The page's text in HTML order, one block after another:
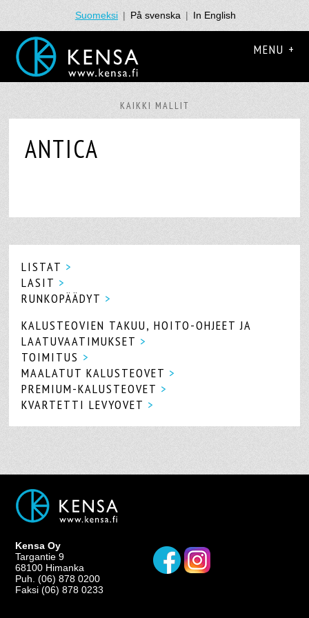
MENU +
Suomeksi | På svenska | In English
KAIKKI MALLIT
ANTICA
LISTAT >
LASIT >
RUNKOPÄÄDYT >
KALUSTEOVIEN TAKUU, HOITO-OHJEET JA
LAATUVAATIMUKSET >
TOIMITUS >
MAALATUT KALUSTEOVET >
PREMIUM-KALUSTEOVET >
KVARTETTI LEVYOVET >
Kensa Oy
Targantie 9
68100 Himanka
Puh. (06) 878 0200
Faksi (06) 878 0233